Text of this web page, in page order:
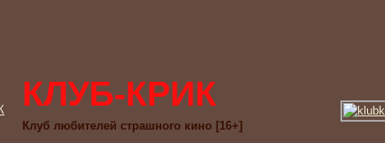
КЛУБ-КРИК
Клуб любителей страшного кино [16+]